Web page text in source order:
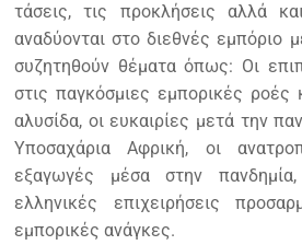
τάσεις, τις προκλήσεις αλλά
αναδύονται στο διεθνές εμπόριο
συζητηθούν θέματα όπως: Οι
στις παγκόσμιες εμπορικές ροές
αλυσίδα, οι ευκαιρίες μετά την
Υποσαχάρια Αφρική, οι
εξαγωγές μέσα στην
ελληνικές επιχειρήσεις
εμπορικές ανάγκες.